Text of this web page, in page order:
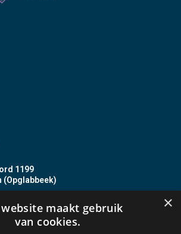
1199
(Opglabbeek)
×
website maakt gebruik
van cookies.